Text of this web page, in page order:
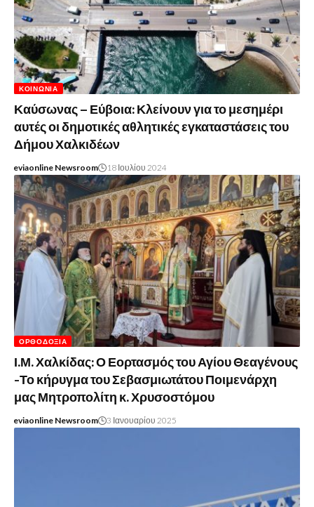
ΚΟΙΝΩΝΊΑ
Καύσωνας – Εύβοια: Κλείνουν για το μεσημέρι
αυτές οι δημοτικές αθλητικές εγκαταστάσεις του
Δήμου Χαλκιδέων
eviaonline Newsroom 18 Ιουλίου 2024
ΟΡΘΟΔΟΞΊΑ
Ι.Μ. Χαλκίδας: Ο Εορτασμός του Αγίου Θεαγένους
-Το κήρυγμα του Σεβασμιωτάτου Ποιμενάρχη
μας Μητροπολίτη κ. Χρυσοστόμου
eviaonline Newsroom 3 Ιανουαρίου 2025